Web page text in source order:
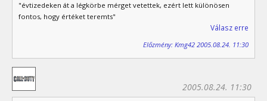
"évtizedeken át a légkörbe mérget vetettek, ezért lett különösen
fontos, hogy értéket teremts"
Válasz erre
Előzmény: Kmg42 2005.08.24. 11:30
2005.08.24. 11:30